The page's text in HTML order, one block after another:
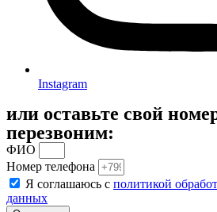
Instagram
или оставьте свой
перезвоним:
ФИО
Номер телефона
Я соглашаюсь с политикой
данных